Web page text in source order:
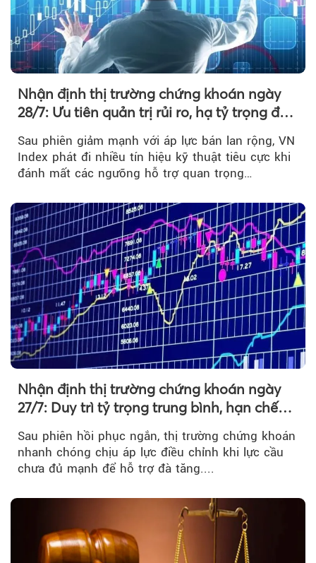
Nhận định thị trường chứng khoán ngày
28/7: Ưu tiên quản trị rủi ro, hạ tỷ trọng đòn
Sau phiên giảm mạnh với áp lực bán lan rộng, VN
Index phát đi nhiều tín hiệu kỹ thuật tiêu cực khi
đánh mất các ngưỡng hỗ trợ quan trọng…
Nhận định thị trường chứng khoán ngày
27/7: Duy trì tỷ trọng trung bình, hạn chế
Sau phiên hồi phục ngắn, thị trường chứng khoán
nhanh chóng chịu áp lực điều chỉnh khi lực cầu
chưa đủ mạnh để hỗ trợ đà tăng....